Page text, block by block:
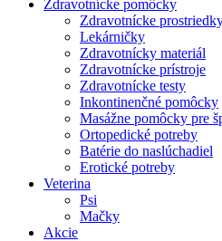
Zdravotnícke pomôcky
Zdravotnícke
Lekárničky
Zdravotnícky materiál
Zdravotnícke prístroje
Zdravotnícke testy
Inkontinenčné pomôcky
Masážne pomôcky pre
Ortopedické potreby
Batérie do naslúchadiel
Erotické potreby
Veterina
Psi
Mačky
Akcie